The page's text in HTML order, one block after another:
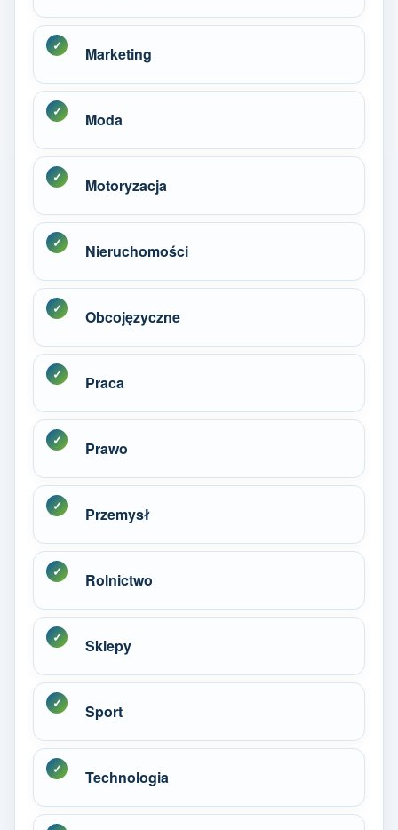
Marketing
Moda
Motoryzacja
Nieruchomości
Obcojęzyczne
Praca
Prawo
Przemysł
Rolnictwo
Sklepy
Sport
Technologia